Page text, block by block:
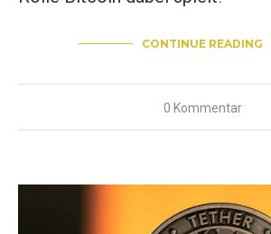
CONTINUE READING
0 Kommentar